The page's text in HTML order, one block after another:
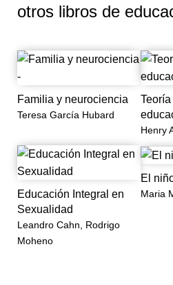
otros libros de
Familia y neurociencia
Teresa García Hubard
Henry
Educación Integral en
Sexualidad
Leandro Cahn, Rodrigo
Moheno
El
Maria